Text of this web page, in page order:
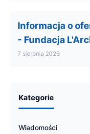
Informacja o
- Fundacja
7 sierpnia 2026
Kategorie
Wiadomości